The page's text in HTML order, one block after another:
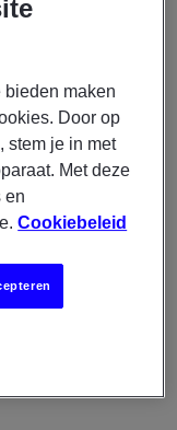
en
SLA’s
van
bieden maken
Door op
stem je in met
Met deze
en
Cookiebeleid